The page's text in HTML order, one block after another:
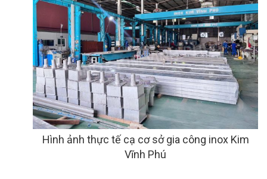
Hình ảnh thực tế cạ cơ sở gia công inox Kim
Vĩnh Phú